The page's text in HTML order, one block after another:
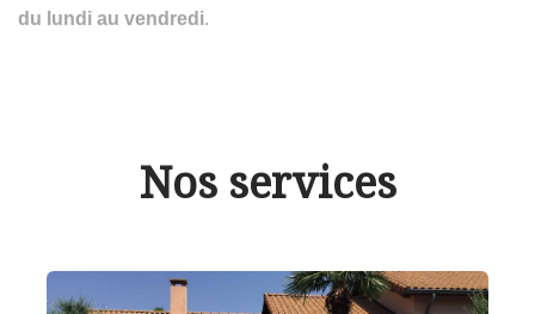
du lundi au vendredi.
Nos services